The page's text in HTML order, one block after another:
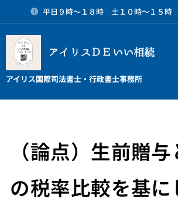
平日９時～１８時 土１０時～１５時
アイリスＤＥいい相続
アイリス国際司法書士・行政書士事務所
（論点）生前贈
の税率比較を基